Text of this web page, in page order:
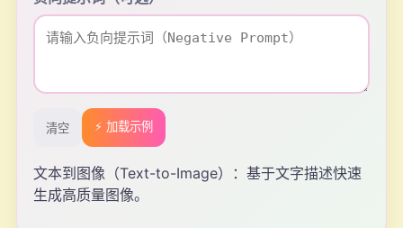
清空 ⚡ 加载示例
文本到图像（Text-to-Image）：基于文字描述快速
生成高质量图像。